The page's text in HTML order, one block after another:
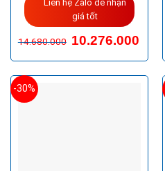
Liên hệ Zalo để nhận
giá tốt
14.680.000 10.276.000
-30%